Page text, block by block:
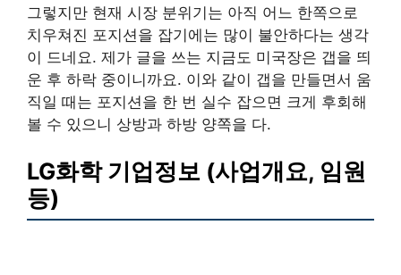
그렇지만 현재 시장 분위기는 아직 어느 한쪽으로
치우쳐진 포지션을 잡기에는 많이 불안하다는 생각
이 드네요. 제가 글을 쓰는 지금도 미국장은 갭을 띄
운 후 하락 중이니까요. 이와 같이 갭을 만들면서 움
직일 때는 포지션을 한 번 실수 잡으면 크게 후회해
볼 수 있으니 상방과 하방 양쪽을 다.
LG화학 기업정보 (사업개요, 임원
등)